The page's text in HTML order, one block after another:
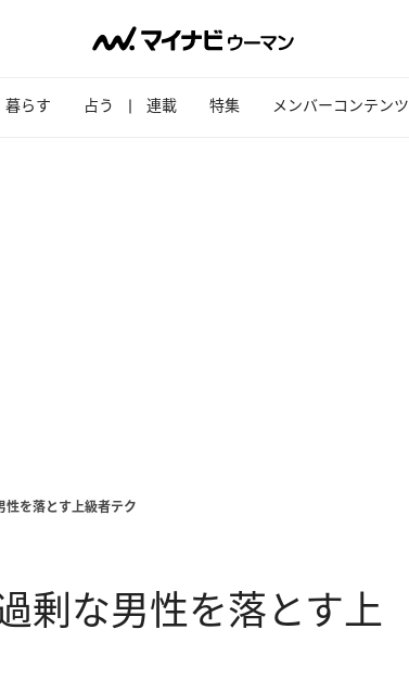
暮らす 占う 連載 特集 メンバーコンテンツ
性を落とす上級者テク
剰な男性を落とす上